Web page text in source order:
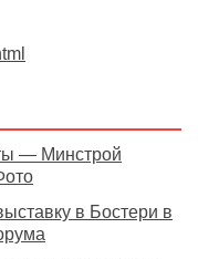
— Минстрой
в Бостери в